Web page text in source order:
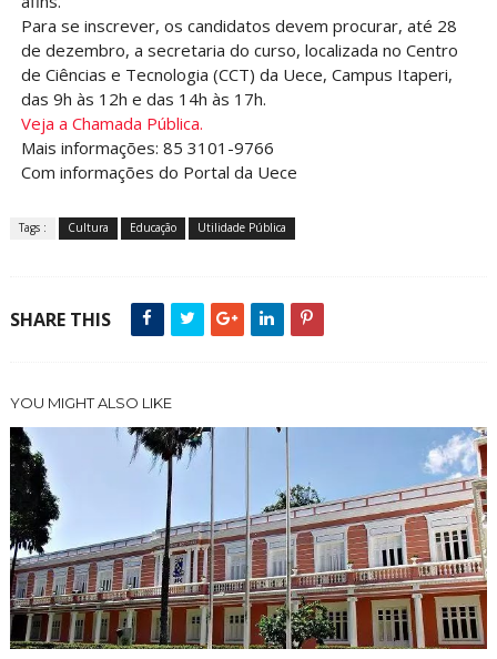
Para se inscrever, os candidatos devem procurar, até 28
de dezembro, a secretaria do curso, localizada no Centro
de Ciências e Tecnologia (CCT) da Uece, Campus Itaperi,
das 9h às 12h e das 14h às 17h.
Veja a Chamada Pública.
Mais informações: 85 3101-9766
Com informações do Portal da Uece
Tags : Cultura Educação Utilidade Pública
SHARE THIS
YOU MIGHT ALSO LIKE